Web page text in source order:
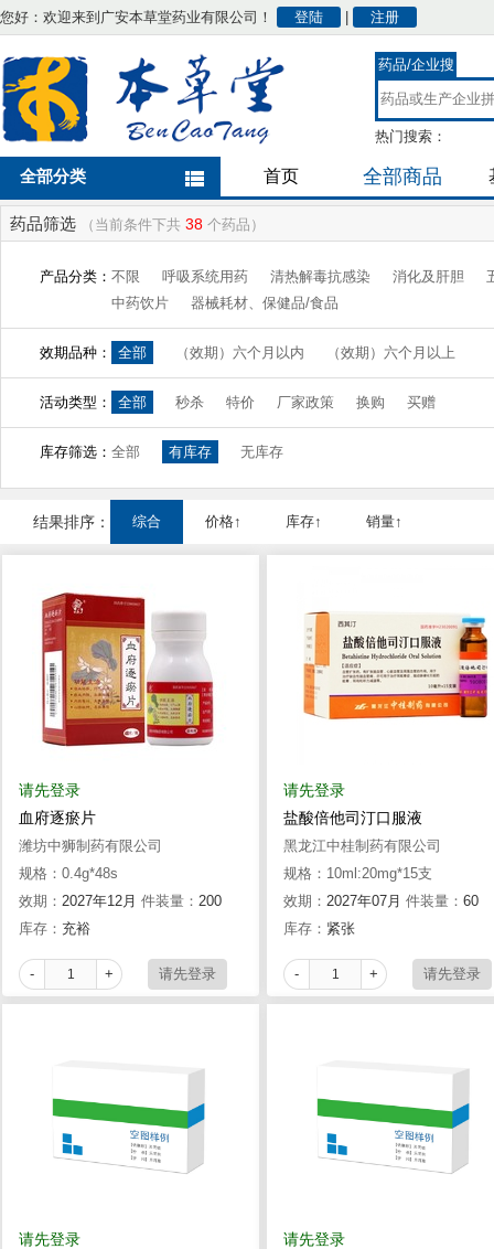
您好：欢迎来到广安本草堂药业有限公司！ 登陆 注册
药品/企业搜
索
热门搜索：
全部分类 首页 全部商品
药品筛选 （当前条件下共 38 个药品）
产品分类： 不限 呼吸系统用药 清热解毒抗感染 消化及肝胆
中药饮片
器械耗材、保健品/食品
效期品种： 全部 （效期）六个月以内 （效期）六个月以上
活动类型： 全部 秒杀 特价 厂家政策 换购 买赠
库存筛选： 全部 有库存 无库存
结果排序： 综合 价格↑ 库存↑ 销量↑
请先登录
血府逐瘀片
潍坊中狮制药有限公司
规格：0.4g*48s
效期： 2027年12月 件装量： 200
库存： 充裕
- +
请先登录
盐酸倍他司汀口服液
黑龙江中桂制药有限公司
规格：10ml:20mg*15支
效期： 2027年07月 件装量： 60
库存： 紧张
- +
请先登录
请先登录